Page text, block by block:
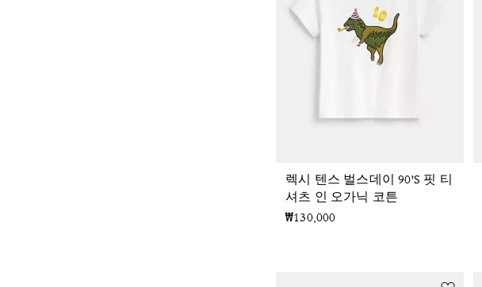
렉시 텐스 벌스데이 90'S 핏 티
셔츠 인 오가닉 코튼
₩130,000